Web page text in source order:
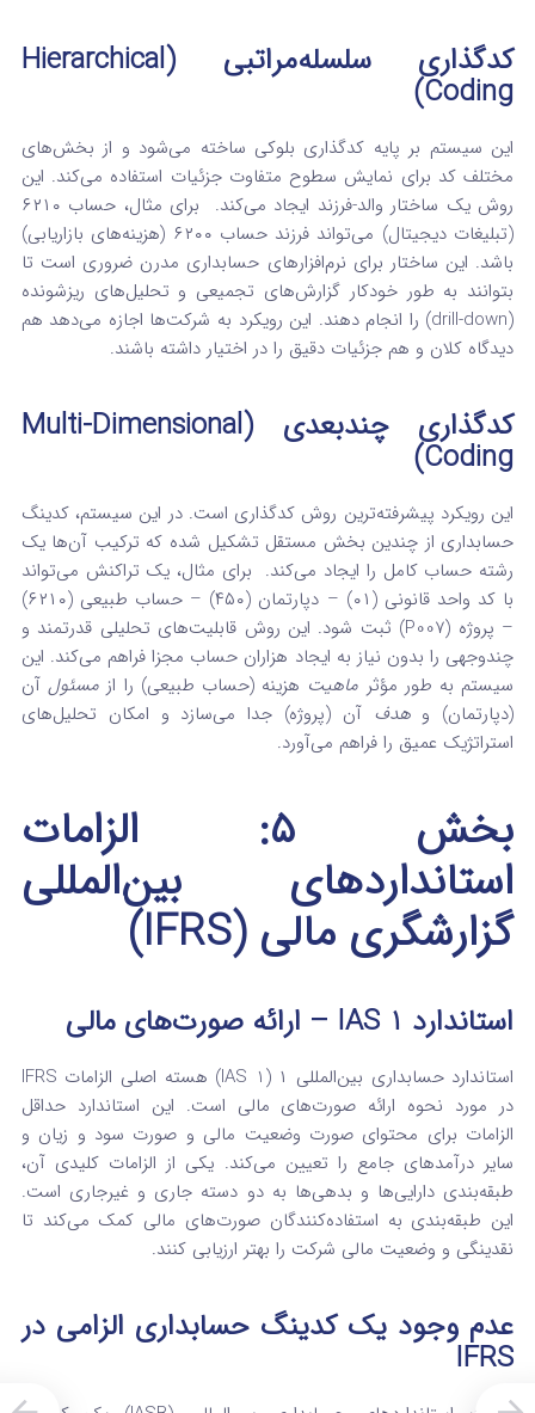
کدگذاری سلسله‌مراتبی (Hierarchical
Coding)
این سیستم بر پایه کدگذاری بلوکی ساخته می‌شود و از بخش‌های
مختلف کد برای نمایش سطوح متفاوت جزئیات استفاده می‌کند. این
روش یک ساختار والد-فرزند ایجاد می‌کند.
برای مثال، حساب ۶۲۱۰
(تبلیغات دیجیتال) می‌تواند فرزند حساب ۶۲۰۰ (هزینه‌های بازاریابی)
باشد. این ساختار برای نرم‌افزارهای حسابداری مدرن ضروری است تا
بتوانند به طور خودکار گزارش‌های تجمیعی و تحلیل‌های ریزشونده
(drill-down) را انجام دهند.
این رویکرد به شرکت‌ها اجازه می‌دهد هم
دیدگاه کلان و هم جزئیات دقیق را در اختیار داشته باشند.
کدگذاری چندبعدی (Multi-Dimensional
Coding)
این رویکرد پیشرفته‌ترین روش کدگذاری است. در این سیستم، کدینگ
حسابداری از چندین بخش مستقل تشکیل شده که ترکیب آن‌ها یک
رشته حساب کامل را ایجاد می‌کند. برای مثال، یک تراکنش می‌تواند
با کد
واحد قانونی (۰۱) – دپارتمان (۴۵۰) – حساب طبیعی (۶۲۱۰)
– پروژه (P007) ثبت شود. این روش قابلیت‌های تحلیلی قدرتمند و
چندوجهی را بدون نیاز به ایجاد هزاران حساب مجزا فراهم می‌کند. این
سیستم به طور مؤثر ماهیت هزینه (حساب طبیعی) را از مسئولآن
(دپارتمان) وهدف آن (پروژه) جدا می‌سازد و امکان تحلیل‌های
استراتژیک عمیق را فراهم می‌آورد.
بخش ۵: الزامات
استانداردهای بین‌المللی
گزارشگری مالی (IFRS)
استاندارد IAS 1 – ارائه صورت‌های مالی
استاندارد حسابداری بین‌المللی ۱ (IAS 1) هسته اصلی الزامات IFRS
در مورد نحوه ارائه صورت‌های مالی است. این استاندارد حداقل
الزامات برای محتوای صورت وضعیت مالی و صورت سود و زیان و
سایر درآمدهای جامع را تعیین می‌کند. یکی از الزامات کلیدی آن،
طبقه‌بندی دارایی‌ها و بدهی‌ها به دو دسته جاری و غیرجاری است.
این طبقه‌بندی به استفاده‌کنندگان صورت‌های مالی کمک می‌کند تا
نقدینگی و وضعیت مالی شرکت را بهتر ارزیابی کنند.
عدم وجود یک کدینگ حسابداری الزامی در
IFRS